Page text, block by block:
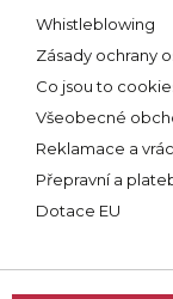
Whistleblowing
Zásady ochrany
Co jsou to
Všeobecné
Reklamace a
Přepravní a
Dotace EU